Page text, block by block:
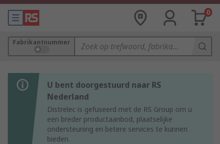
0
Fabrikantnummer
U bent doorgestuurd naar RS
Nederland
Distrelec is gefuseerd met de RS Group om u
een breder productaanbod, plaatselijke
ondersteuning en betere services te kunnen
bieden.